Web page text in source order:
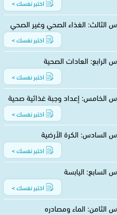
اختبر نفسك >
الثالث: الغذاء الصحي وغير الصحي
اختبر نفسك >
الرابع: العادات الصحية
اختبر نفسك >
الخامس: إعداد وجبة غذائية صحية
اختبر نفسك >
السادس: الكرة الأرضية
اختبر نفسك >
السابع: اليابسة
اختبر نفسك >
الثامن: الماء ومصادره